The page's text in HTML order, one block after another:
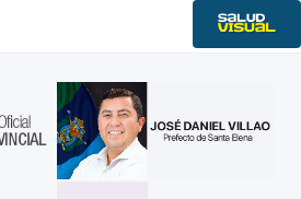
Historia
Noticias